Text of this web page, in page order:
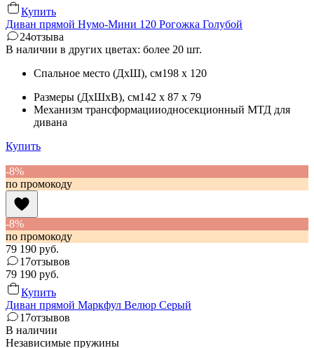
Купить
Диван прямой Нумо-Мини 120 Рогожка Голубой
24отзыва
В наличии в других цветах: более 20 шт.
Спальное место (ДхШ), см198 x 120
Размеры (ДхШхВ), см142 x 87 x 79
Механизм трансформацииодносекционный МТД для
дивана
Купить
-8%
по промокоду
-8%
по промокоду
79 190 руб.
17отзывов
79 190 руб.
Купить
Диван прямой Маркфул Велюр Серый
17отзывов
В наличии
Независимые пружины